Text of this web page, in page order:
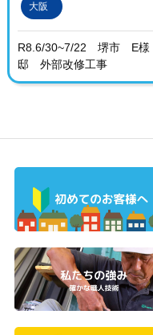
大阪
R8.6/30~7/22 堺市 E様
邸 外部改修工事